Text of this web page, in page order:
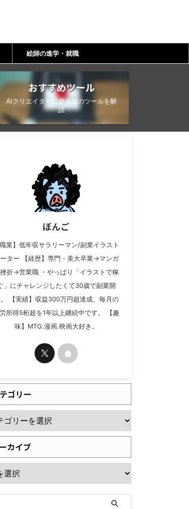
絵師の進学・就職
おすすめツール
AIクリエイターに必須級のツールを解
説
ぼんご
職業】低年収サラリーマン/副業イラスト
ター 【経歴】専門・美大卒業→マンガ
折→営業職 ・やっぱり「イラストで稼
」にチャレンジしたくて30歳で副業開
【実績】収益300万円超達成、毎月の
所得5桁超を1年以上継続中です。 【趣
味】MTG.漫画.映画大好き。
ゴリー
カイブ